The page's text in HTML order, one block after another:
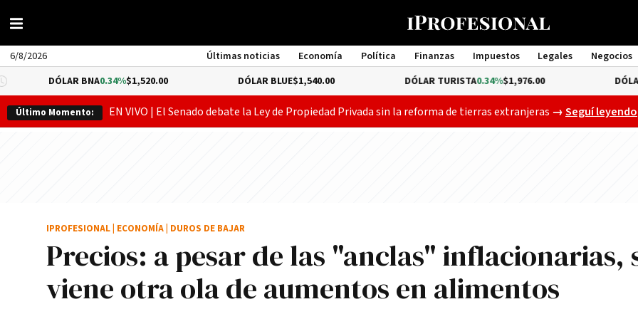
6/8/2026 Últimas noticias Economía Política Finanzas Impuestos Legales Negocios
Management
BNA0.34%$1,520.00 DÓLAR BLUE$1,540.00 DÓLAR TURISTA0.34%$1,976.00 DÓLAR MEP
Último Momento: EN VIVO | El Senado debate la Ley de Propiedad Privada sin la reforma de tierras extranjeras Gobierno
→Seguí leyendo
Precios: a pesar de las "anclas" inflacionarias,
viene otra ola de aumentos en alimentos
IPROFESIONAL ECONOMÍA DUROS DE BAJAR